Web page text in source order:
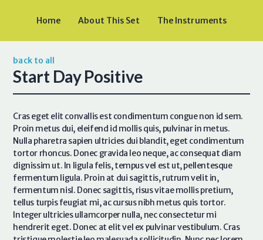
Home About This Set The Instruments
back to all
Start Day Positive
Cras eget elit convallis est condimentum congue non id sem.
Proin metus dui, eleifend id mollis quis, pulvinar in metus.
Nulla pharetra sapien ultricies dui blandit, eget condimentum
tortor rhoncus. Donec gravida leo neque, ac consequat diam
dignissim ut. In ligula felis, tempus vel est ut, pellentesque
fermentum ligula. Proin at dui sagittis, rutrum velit in,
fermentum nisl. Donec sagittis, risus vitae mollis pretium,
tellus turpis feugiat mi, ac cursus nibh metus quis tortor.
Integer ultricies ullamcorper nulla, nec consectetur mi
hendrerit eget. Donec at elit vel ex pulvinar vestibulum. Cras